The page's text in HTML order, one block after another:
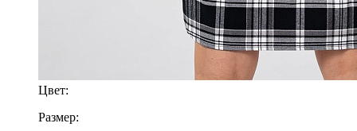
Цвет:
Размер: